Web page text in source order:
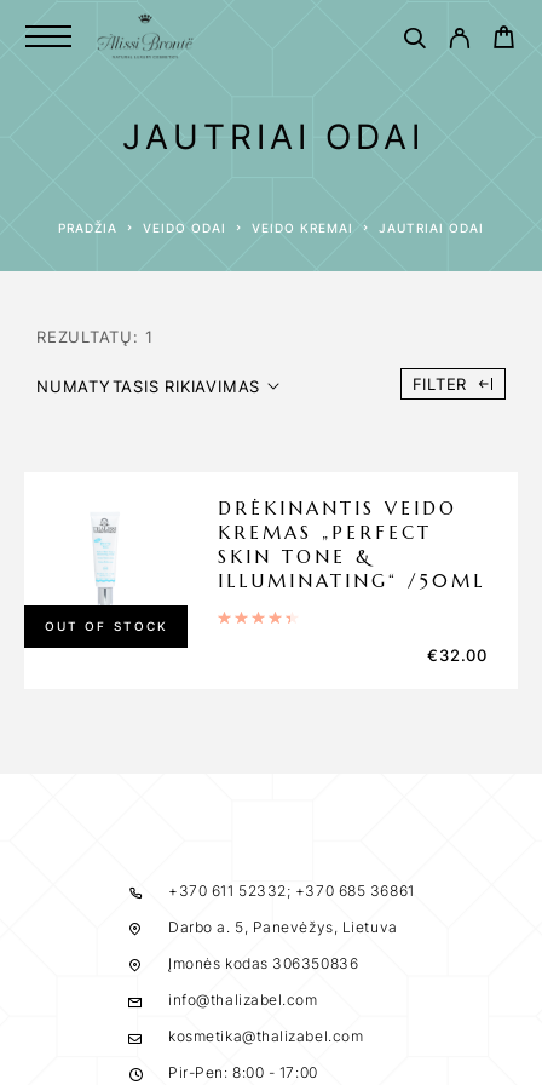
JAUTRIAI ODAI
PRADŽIA VEIDO ODAI VEIDO KREMAI JAUTRIAI ODAI
REZULTATŲ: 1
NUMATYTASIS RIKIAVIMAS FILTER
OUT OF STOCK
DRĖKINANTIS VEIDO
KREMAS „PERFECT
SKIN TONE &
ILLUMINATING“ /50ML
€32.00
+370 611 52332; +370 685 36861
Darbo a. 5, Panevėžys, Lietuva
Įmonės kodas 306350836
info@thalizabel.com
kosmetika@thalizabel.com
Pir-Pen: 8:00 - 17:00